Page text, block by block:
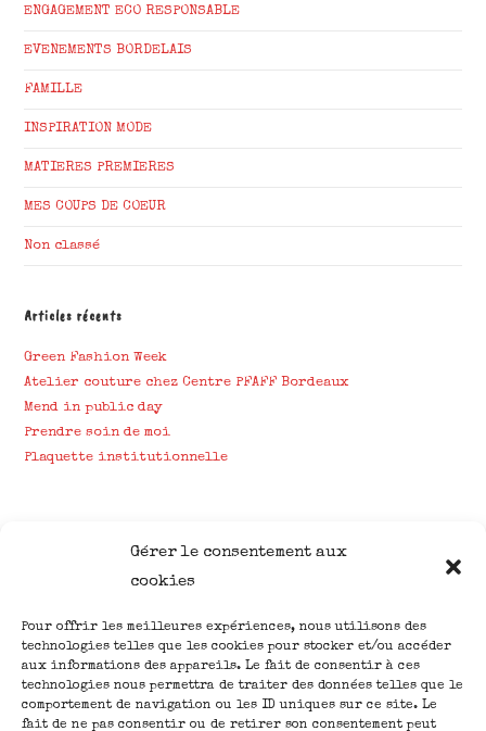
Gérer le consentement aux
cookies
Pour offrir les meilleures expériences, nous utilisons des
technologies telles que les cookies pour stocker et/ou accéder
aux informations des appareils. Le fait de consentir à ces
technologies nous permettra de traiter des données telles que le
comportement de navigation ou les ID uniques sur ce site. Le
fait de ne pas consentir ou de retirer son consentement peut
ENGAGEMENT ECO RESPONSABLE
EVENEMENTS BORDELAIS
FAMILLE
INSPIRATION MODE
MATIERES PREMIERES
MES COUPS DE COEUR
Non classé
Articles récents
Green Fashion Week
Atelier couture chez Centre PFAFF Bordeaux
Mend in public day
Prendre soin de moi
Plaquette institutionnelle
ACCUEIL
CREATIONS
ATELIERS
BLOG
Nous suivre